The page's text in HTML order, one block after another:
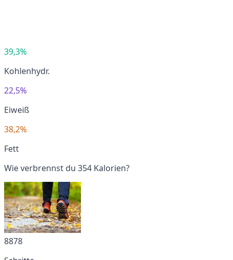
39,3%
Kohlenhydr.
22,5%
Eiweiß
38,2%
Fett
Wie verbrennst du 354 Kalorien?
8878